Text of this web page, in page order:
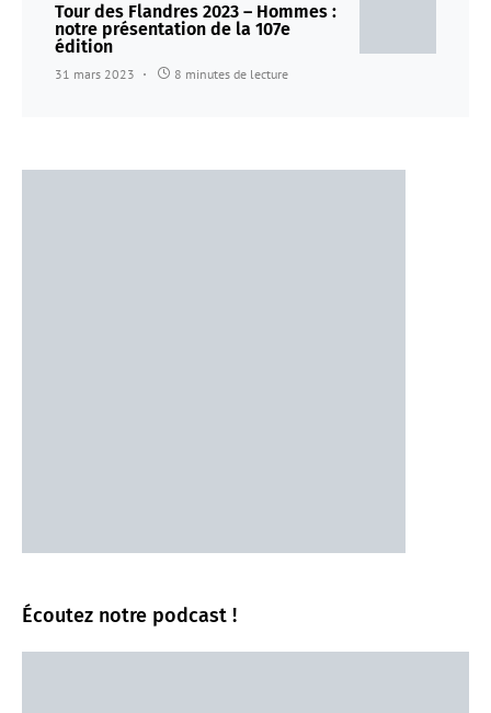
Tour des Flandres 2023 – Hommes :
notre présentation de la 107e
édition
31 mars 2023 8 minutes de lecture
Écoutez notre podcast !